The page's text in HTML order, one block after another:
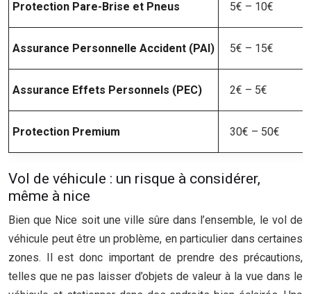
Protection Pare-Brise et Pneus 5€ – 10€
Assurance Personnelle Accident (PAI) 5€ – 15€
Assurance Effets Personnels (PEC) 2€ – 5€
Protection Premium 30€ – 50€
Vol de véhicule : un risque à considérer,
même à nice
Bien que Nice soit une ville sûre dans l’ensemble, le vol de
véhicule peut être un problème, en particulier dans certaines
zones. Il est donc important de prendre des précautions,
telles que ne pas laisser d’objets de valeur à la vue dans le